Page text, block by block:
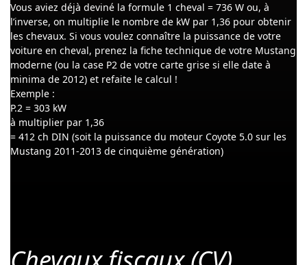
Vous aviez déjà deviné la formule 1 cheval = 736 W ou, à
l’inverse, on multiplie le nombre de kW par 1,36 pour obtenir
les chevaux. Si vous voulez connaître la puissance de votre
voiture en cheval, prenez la fiche technique de votre Mustang
moderne (ou la case P2 de votre carte grise si elle date à
minima de 2012) et refaite le calcul !
Exemple :
P.2 = 303 kW
à multiplier par 1,36
= 412 ch DIN (soit la puissance du moteur Coyote 5.0 sur les
Mustang 2011-2013 de cinquième génération)